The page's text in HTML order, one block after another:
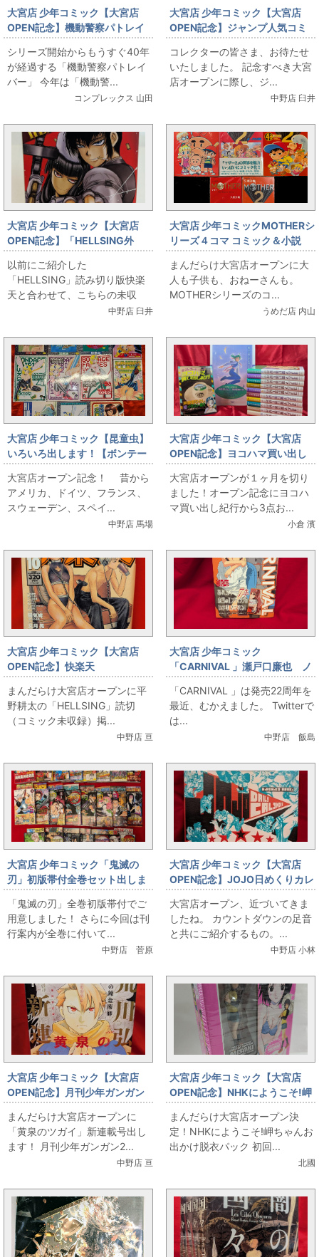
大宮店 少年コミック【大宮店
OPEN記念】機動警察パトレイ
バー初版セット出します
シリーズ開始からもうすぐ40年
が経過する「機動警察パトレイ
バー」 今年は「機動警...
コンプレックス 山田
大宮店 少年コミック【大宮店
OPEN記念】ジャンプ人気コミ
ック1巻初版本各種出します
コレクターの皆さま、お待たせ
いたしました。 記念すべき大宮
店オープンに際し、ジ...
中野店 臼井
大宮店 少年コミック【大宮店
OPEN記念】「HELLSING外
伝」各種出します
以前にご紹介した
「HELLSING」読み切り版快楽
天と合わせて、こちらの未収
中野店 臼井
大宮店 少年コミックMOTHERシ
リーズ４コマ コミック＆小説
まんだらけ大宮店オープンに大
人も子供も、おねーさんも。
MOTHERシリーズのコ...
うめだ店 内山
大宮店 少年コミック【昆童虫】
いろいろ出します！【ボンテー
ジフェアリーズ】
大宮店オープン記念！ 昔から
アメリカ、ドイツ、フランス、
スウェーデン、スペイ...
中野店 馬場
大宮店 少年コミック【大宮店
OPEN記念】ヨコハマ買い出し
紀行全10巻初版帯付セット＆ポ
ストカードブック＆画集(初回特
典付き・未開封)出します‼！
大宮店オープンが１ヶ月を切り
ました！オープン記念にヨコハ
マ買い出し紀行から3点お...
小倉 濱
大宮店 少年コミック【大宮店
OPEN記念】快楽天
「HELLSING」読切（コミック
未収録）掲載号
まんだらけ大宮店オープンに平
野耕太の「HELLSING」読切
（コミック未収録）掲...
中野店 亘
大宮店 少年コミック
「CARNIVAL 」瀬戸口廉也 ノ
ベライズ 出します。
「CARNIVAL 」は発売22周年を
最近、むかえました。 Twitterで
は...
中野店 飯島
大宮店 少年コミック「鬼滅の
刃」初版帯付全巻セット出しま
す
「鬼滅の刃」全巻初版帯付でご
用意しました！ さらに今回は刊
行案内が全巻に付いて...
中野店 菅原
大宮店 少年コミック【大宮店
OPEN記念】JOJO日めくりカレ
ンダー
大宮店オープン、近づいてきま
したね。 カウントダウンの足音
と共にご紹介するもの。...
中野店 小林
大宮店 少年コミック【大宮店
OPEN記念】月刊少年ガンガン
「黄泉のツガイ」新連載号
まんだらけ大宮店オープンに
「黄泉のツガイ」新連載号出し
ます！ 月刊少年ガンガン2...
中野店 亘
大宮店 少年コミック【大宮店
OPEN記念】NHKにようこそ!岬
ちゃんお出かけ脱衣パック 初回
限定版 4
まんだらけ大宮店オープン決
定！NHKにようこそ!岬ちゃんお
出かけ脱衣パック 初回...
北國